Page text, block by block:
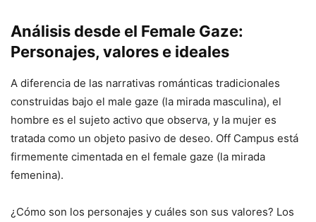
Análisis desde el Female Gaze:
Personajes, valores e ideales
A diferencia de las narrativas románticas tradicionales
construidas bajo el male gaze (la mirada masculina), el
hombre es el sujeto activo que observa, y la mujer es
tratada como un objeto pasivo de deseo. Off Campus está
firmemente cimentada en el female gaze (la mirada
femenina).
¿Cómo son los personajes y cuáles son sus valores? Los